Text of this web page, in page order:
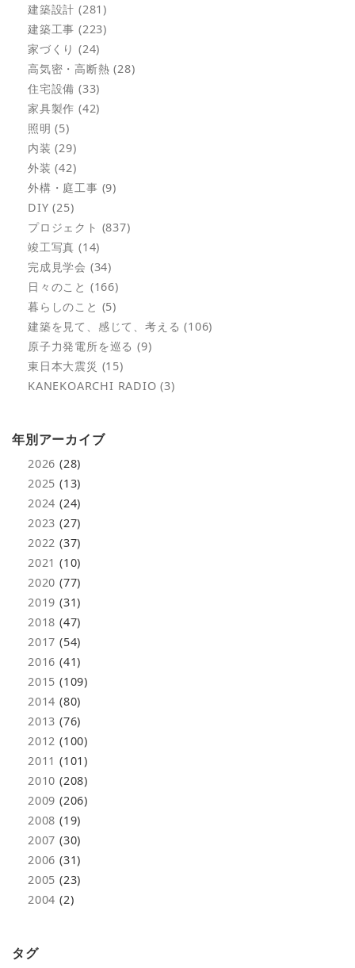
建築設計 (281)
建築工事 (223)
家づくり (24)
高気密・高断熱 (28)
住宅設備 (33)
家具製作 (42)
照明 (5)
内装 (29)
外装 (42)
外構・庭工事 (9)
DIY (25)
プロジェクト (837)
竣工写真 (14)
完成見学会 (34)
日々のこと (166)
暮らしのこと (5)
建築を見て、感じて、考える (106)
原子力発電所を巡る (9)
東日本大震災 (15)
KANEKOARCHI RADIO (3)
年別アーカイブ
2026 (28)
2025 (13)
2024 (24)
2023 (27)
2022 (37)
2021 (10)
2020 (77)
2019 (31)
2018 (47)
2017 (54)
2016 (41)
2015 (109)
2014 (80)
2013 (76)
2012 (100)
2011 (101)
2010 (208)
2009 (206)
2008 (19)
2007 (30)
2006 (31)
2005 (23)
2004 (2)
タグ